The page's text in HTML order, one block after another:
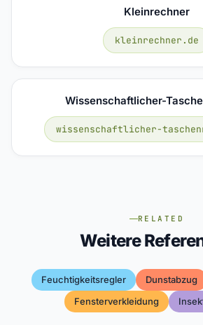
Kleinrechner
kleinrechner.de
Wissenschaftlicher-
wissenschaftlicher-
RELATED
Weitere
Feuchtigkeitsregler Dunstabzug
Fensterverkleidung